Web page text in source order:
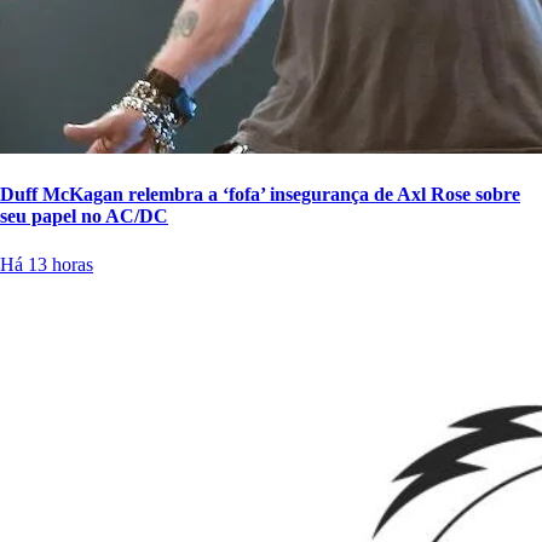
Duff McKagan relembra a ‘fofa’ insegurança de Axl Rose sobre
seu papel no AC/DC
Há 13 horas